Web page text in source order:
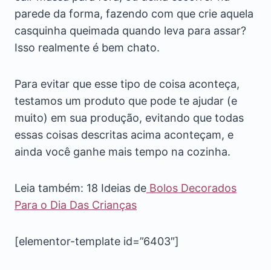
parede da forma, fazendo com que crie aquela
casquinha queimada quando leva para assar?
Isso realmente é bem chato.
Para evitar que esse tipo de coisa aconteça,
testamos um produto que pode te ajudar (e
muito) em sua produção, evitando que todas
essas coisas descritas acima aconteçam, e
ainda você ganhe mais tempo na cozinha.
Leia também: 18 Ideias de Bolos Decorados
Para o Dia Das Crianças
[elementor-template id=”6403″]